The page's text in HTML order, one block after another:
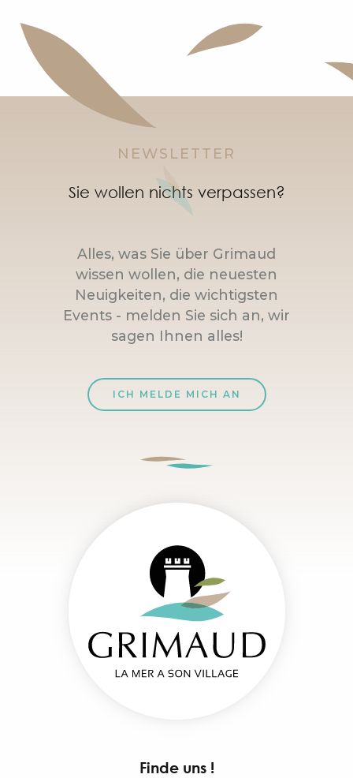
NEWSLETTER
Sie wollen nichts verpassen?
Alles, was Sie über Grimaud
wissen wollen, die neuesten
Neuigkeiten, die wichtigsten
Events - melden Sie sich an, wir
sagen Ihnen alles!
ICH MELDE MICH AN
Finde uns !